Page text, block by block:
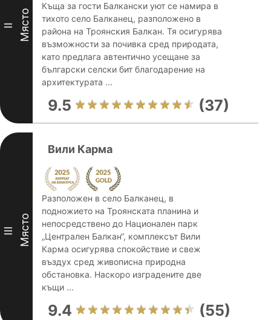
II Място
Къща за гости Балкански уют се намира в
тихото село Балканец, разположено в
района на Троянския Балкан. Тя осигурява
възможности за почивка сред природата,
като предлага автентично усещане за
български селски бит благодарение на
архитектурата ...
9.5 (37)
III Място
Вили Карма
Разположен в село Балканец, в
подножието на Троянската планина и
непосредствено до Национален парк
„Централен Балкан“, комплексът Вили
Карма осигурява спокойствие и свеж
въздух сред живописна природна
обстановка. Наскоро изградените две
къщи ...
9.4 (55)